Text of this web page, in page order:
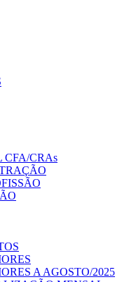
CRAs
A AGOSTO/2025